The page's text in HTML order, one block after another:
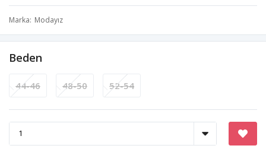
Marka Modayız
Beden
44-46 48-50 52-54